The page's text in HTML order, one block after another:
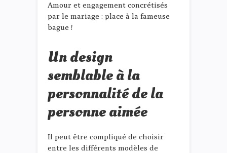
Amour et engagement concrétisés
par le mariage : place à la fameuse
bague !
Un design
semblable à la
personnalité de la
personne aimée
Il peut être compliqué de choisir
entre les différents modèles de